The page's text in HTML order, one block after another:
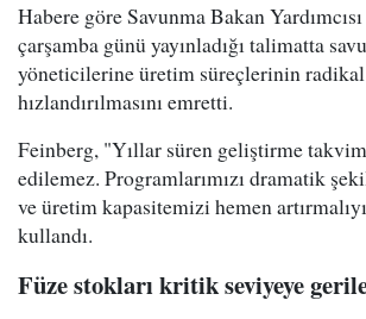
Habere göre Savunma Bakan
çarşamba günü yayınladığı talimatta
yöneticilerine üretim süreçlerinin
hızlandırılmasını emretti.
Feinberg, "Yıllar süren geliştirme
edilemez. Programlarımızı dramatik
ve üretim kapasitemizi hemen
kullandı.
Füze stokları kritik seviyeye